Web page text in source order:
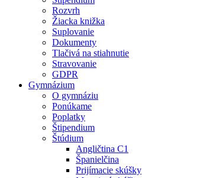
Rozvrh
Žiacka knižka
Suplovanie
Dokumenty
Tlačivá na stiahnutie
Stravovanie
GDPR
Gymnázium
O gymnáziu
Ponúkame
Poplatky
Štipendium
Štúdium
Angličtina C1
Španielčina
Prijímacie skúšky